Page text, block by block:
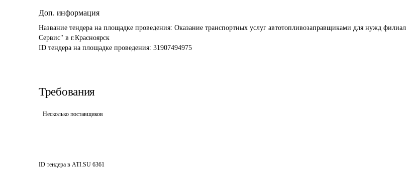
Доп. информация
Название тендера на площадке проведения: Оказание транспортных услуг автотопливозаправщиками для нужд
Сервис" в г.Красноярск
ID тендера на площадке проведения: 31907494975
Требования
Несколько поставщиков
ID тендера в ATI.SU 6361